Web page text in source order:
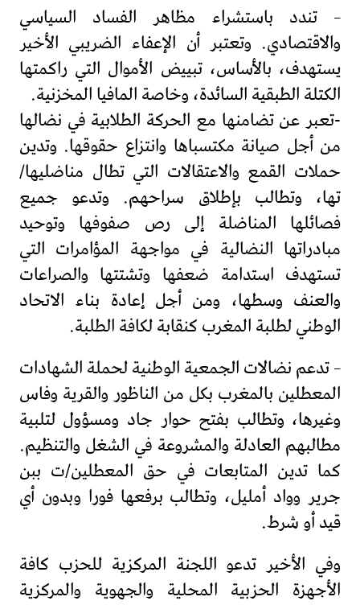
– تندد باستشراء مظاهر الفساد السياسي
والاقتصادي. وتعتبر أن الإعفاء الضريبي الأخير
يستهدف، بالأساس، تبييض الأموال التي راكمتها
الكتلة الطبقية السائدة، وخاصة المافيا المخزنية.
-تعبر عن تضامنها مع الحركة الطلابية في نضالها
من أجل صيانة مكتسباها وانتزاع حقوقها. وتدين
حملات القمع والاعتقالات التي تطال مناضليها/
تها، وتطالب بإطلاق سراحهم. وتدعو جميع
فصائلها المناضلة إلى رص صفوفها وتوحيد
مبادراتها النضالية في مواجهة المؤامرات التي
تستهدف استدامة ضعفها وتشتتها والصراعات
والعنف وسطها، ومن أجل إعادة بناء الاتحاد
الوطني لطلبة المغرب كنقابة لكافة الطلبة.
– تدعم نضالات الجمعية الوطنية لحملة الشهادات
المعطلين بالمغرب بكل من الناظور والقرية وفاس
وغيرها، وتطالب بفتح حوار جاد ومسؤول لتلبية
مطالبهم العادلة والمشروعة في الشغل والتنظيم.
كما تدين المتابعات في حق المعطلين/ت ببن
جرير وواد أمليل، وتطالب برفعها فورا وبدون أي
قيد أو شرط.
وفي الأخير تدعو اللجنة المركزية للحزب كافة
الأجهزة الحزبية المحلية والجهوية والمركزية